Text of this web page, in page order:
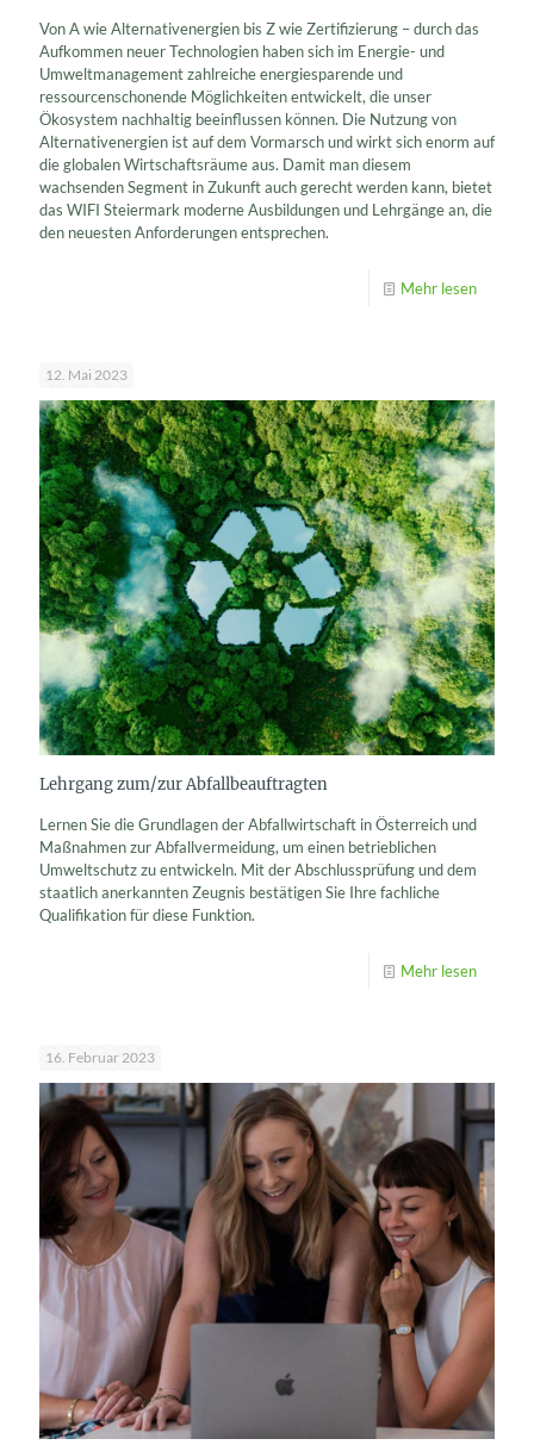
Von A wie Alternativenergien bis Z wie Zertifizierung – durch das
Aufkommen neuer Technologien haben sich im Energie- und
Umweltmanagement zahlreiche energiesparende und
ressourcenschonende Möglichkeiten entwickelt, die unser
Ökosystem nachhaltig beeinflussen können. Die Nutzung von
Alternativenergien ist auf dem Vormarsch und wirkt sich enorm auf
die globalen Wirtschaftsräume aus. Damit man diesem
wachsenden Segment in Zukunft auch gerecht werden kann, bietet
das WIFI Steiermark moderne Ausbildungen und Lehrgänge an, die
den neuesten Anforderungen entsprechen.
Mehr lesen
12. Mai 2023
Lehrgang zum/zur Abfallbeauftragten
Lernen Sie die Grundlagen der Abfallwirtschaft in Österreich und
Maßnahmen zur Abfallvermeidung, um einen betrieblichen
Umweltschutz zu entwickeln. Mit der Abschlussprüfung und dem
staatlich anerkannten Zeugnis bestätigen Sie Ihre fachliche
Qualifikation für diese Funktion.
Mehr lesen
16. Februar 2023